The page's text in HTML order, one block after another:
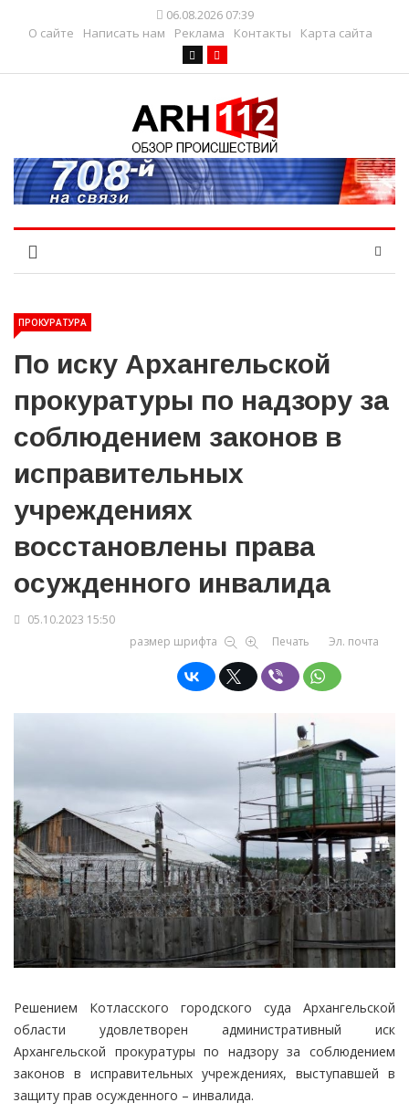
06.08.2026 07:39
О сайте
Написать нам Реклама Контакты Карта сайта
ПРОКУРАТУРА
По иску Архангельской
прокуратуры по надзору за
соблюдением законов в
исправительных
учреждениях
восстановлены права
осужденного инвалида
05.10.2023 15:50
размер шрифта
Печать Эл. почта
Решением Котласского городского суда Архангельской
области удовлетворен административный иск
Архангельской прокуратуры по надзору за соблюдением
законов в исправительных учреждениях, выступавшей в
защиту прав осужденного – инвалида.